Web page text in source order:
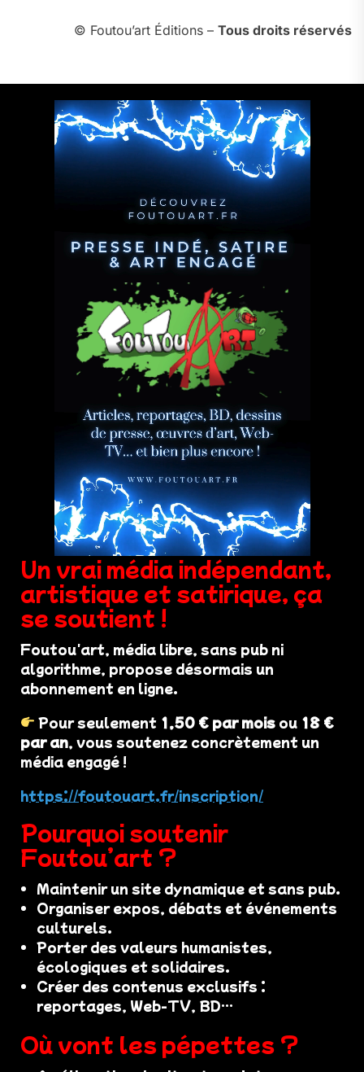
© Foutou’art Éditions – Tous droits réservés
Un vrai média indépendant,
artistique et satirique, ça
se soutient !
Foutou'art, média libre, sans pub ni
algorithme, propose désormais un
abonnement en ligne.
Pour seulement 1,50 € par mois ou 18 €
par an, vous soutenez concrètement un
média engagé !
https://foutouart.fr/inscription/
Pourquoi soutenir
Foutou’art ?
Maintenir un site dynamique et sans pub.
Organiser expos, débats et événements
culturels.
Porter des valeurs humanistes,
écologiques et solidaires.
Créer des contenus exclusifs :
reportages, Web-TV, BD…
Où vont les pépettes ?